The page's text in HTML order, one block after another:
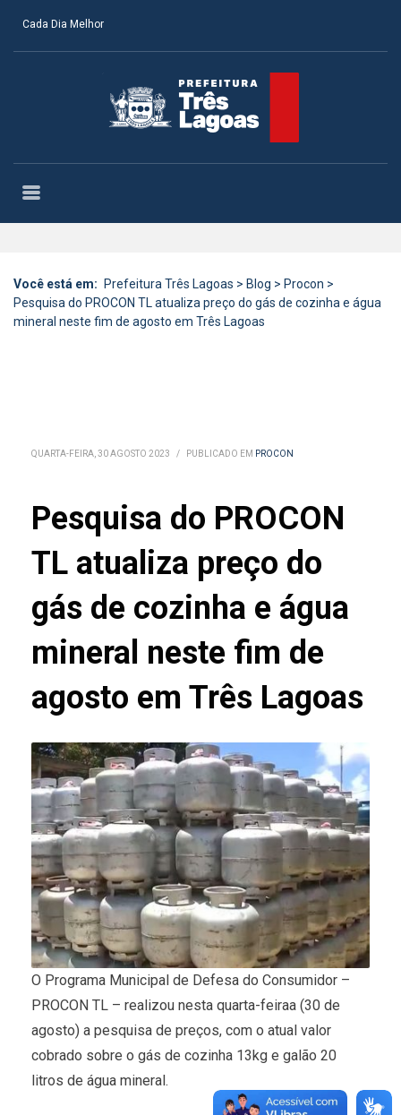
Cada Dia Melhor
Você está em: Prefeitura Três Lagoas > Blog > Procon >
Pesquisa do PROCON TL atualiza preço do gás de cozinha e água
mineral neste fim de agosto em Três Lagoas
QUARTA-FEIRA, 30 AGOSTO 2023 / PUBLICADO EM PROCON
Pesquisa do PROCON
TL atualiza preço do
gás de cozinha e água
mineral neste fim de
agosto em Três Lagoas
O Programa Municipal de Defesa do Consumidor –
PROCON TL – realizou nesta quarta-feiraa (30 de
agosto) a pesquisa de preços, com o atual valor
cobrado sobre o gás de cozinha 13kg e galão 20
litros de água mineral.